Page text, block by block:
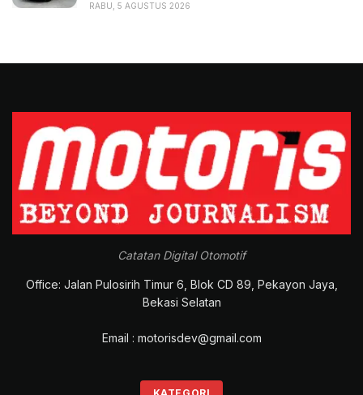
RABU, 5 AGUSTUS 2026
Catatan Digital Otomotif
Office: Jalan Pulosirih Timur 6, Blok CD 89, Pekayon Jaya,
Bekasi Selatan
Email : motorisdev@gmail.com